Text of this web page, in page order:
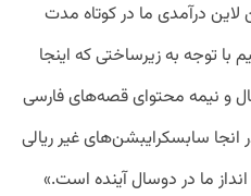
لاین درآمدی ما در کوتاه مدت
با توجه به زیرساختی که اینجا
و نیمه محتوای قصه‌های فارسی
انجا سابسکرایبشن‌های غیر ریالی
ما در دوسال آینده است.»